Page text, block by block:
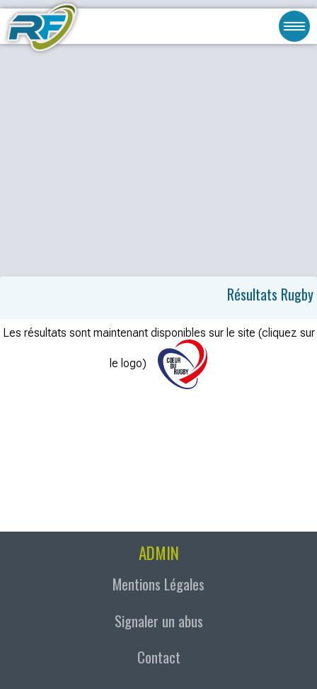
Résultats Rugby
Les résultats sont maintenant disponibles sur le site (cliquez sur
le logo)
ADMIN
Mentions Légales
Signaler un abus
Contact